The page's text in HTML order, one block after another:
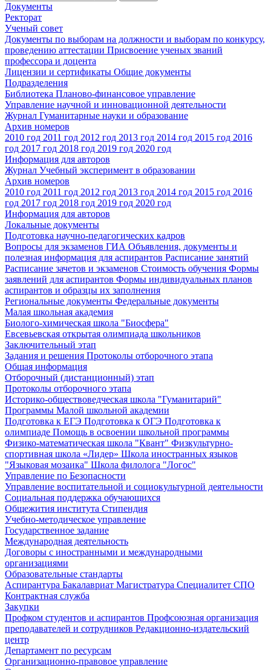
Документы
Ректорат
Ученый совет
Документы по выборам на должности и выборам по конкурсу,
проведению аттестации Присвоение ученых званий
профессора и доцента
Лицензии и сертификаты Общие документы
Подразделения
Библиотека Планово-финансовое управление
Управление научной и инновационной деятельности
Журнал Гуманитарные науки и образование
Архив номеров
2010 год 2011 год 2012 год 2013 год 2014 год 2015 год 2016
год 2017 год 2018 год 2019 год 2020 год
Информация для авторов
Журнал Учебный эксперимент в образовании
Архив номеров
2010 год 2011 год 2012 год 2013 год 2014 год 2015 год 2016
год 2017 год 2018 год 2019 год 2020 год
Информация для авторов
Локальные документы
Подготовка научно-педагогических кадров
Вопросы для экзаменов ГИА Объявления, документы и
полезная информация для аспирантов Расписание занятий
Расписание зачетов и экзаменов Стоимость обучения Формы
заявлений для аспирантов Формы индивидуальных планов
аспирантов и образцы их заполнения
Региональные документы Федеральные документы
Малая школьная академия
Биолого-химическая школа "Биосфера"
Евсевьевская открытая олимпиада школьников
Заключительный этап
Задания и решения Протоколы отборочного этапа
Общая информация
Отборочный (дистанционный) этап
Протоколы отборочного этапа
Историко-обществоведческая школа "Гуманитарий"
Программы Малой школьной академии
Подготовка к ЕГЭ Подготовка к ОГЭ Подготовка к
олимпиаде Помощь в освоении школьной программы
Физико-математическая школа "Квант" Физкультурно-
спортивная школа «Лидер» Школа иностранных языков
"Языковая мозаика" Школа филолога "Логос"
Управление по Безопасности
Управление воспитательной и социокультурной деятельности
Социальная поддержка обучающихся
Общежития института Стипендия
Учебно-методическое управление
Государственное задание
Международная деятельность
Договоры с иностранными и международными
организациями
Образовательные стандарты
Аспирантура Бакалавриат Магистратура Специалитет СПО
Контрактная служба
Закупки
Профком студентов и аспирантов Профсоюзная организация
преподавателей и сотрудников Редакционно-издательский
центр
Департамент по ресурсам
Организационно-правовое управление